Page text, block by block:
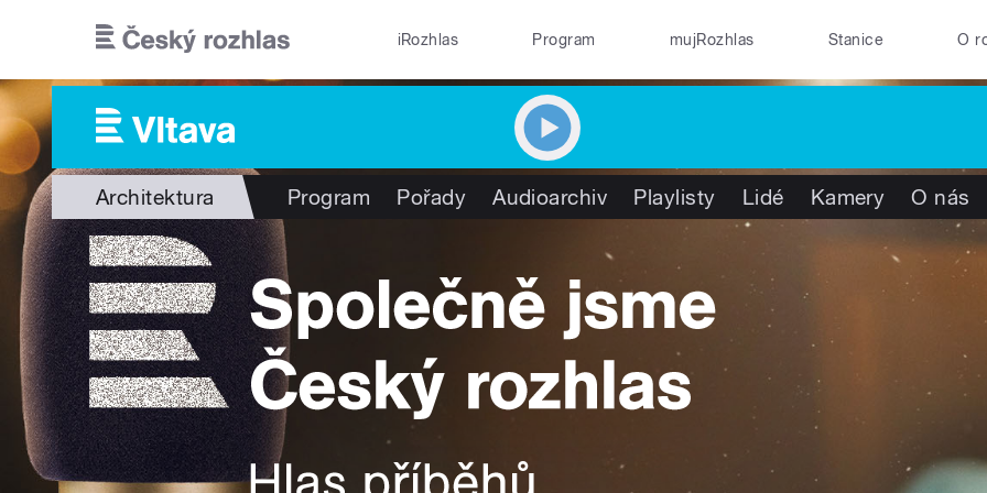
iRozhlas Program mujRozhlas Stanice O
Architektura Program Pořady Audioarchiv Playlisty Lidé Kamery O nás